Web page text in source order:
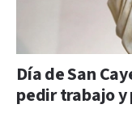
Día de San
pedir trabajo